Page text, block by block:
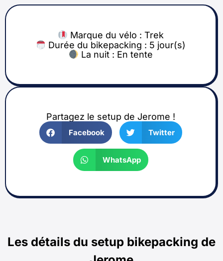
Marque du vélo :Trek
Durée du bikepacking : 5 jour(s)
La nuit : En tente
Partagez le setup de Jerome !
Facebook Twitter
WhatsApp
Les détails du setup bikepacking de